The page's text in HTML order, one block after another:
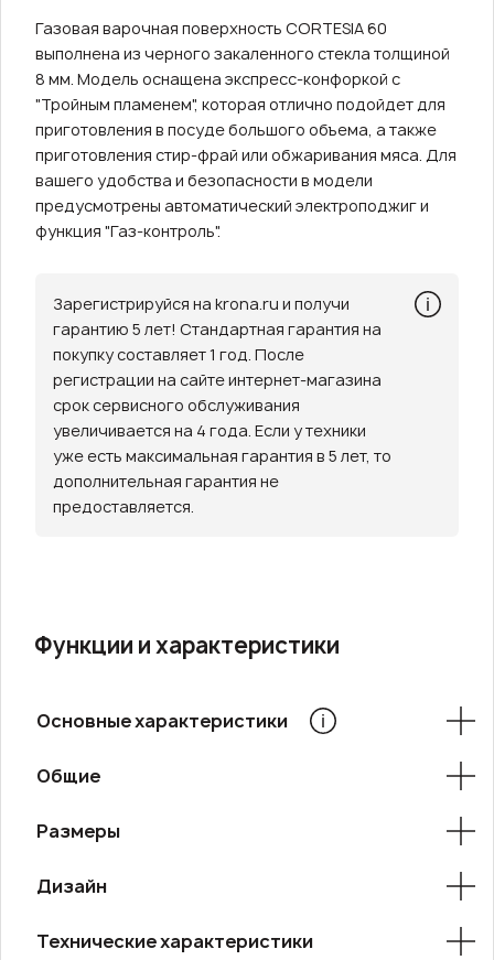
Газовая варочная поверхность CORTESIA 60
выполнена из черного закаленного стекла толщиной
8 мм. Модель оснащена экспресс-конфоркой с
"Тройным пламенем", которая отлично подойдет для
приготовления в посуде большого объема, а также
приготовления стир-фрай или обжаривания мяса. Для
вашего удобства и безопасности в модели
предусмотрены автоматический электроподжиг и
функция "Газ-контроль".
Зарегистрируйся на krona.ru и получи
гарантию 5 лет! Стандартная гарантия на
покупку составляет 1 год. После
регистрации на сайте интернет-магазина
срок сервисного обслуживания
увеличивается на 4 года. Если у техники
уже есть максимальная гарантия в 5 лет, то
дополнительная гарантия не
предоставляется.
Функции и характеристики
Основные характеристики
Общие
Размеры
Дизайн
Технические характеристики